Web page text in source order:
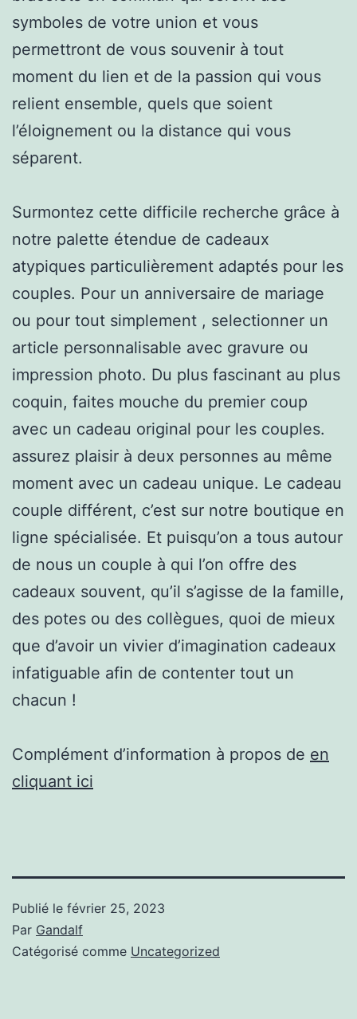
symboles de votre union et vous
permettront de vous souvenir à tout
moment du lien et de la passion qui vous
relient ensemble, quels que soient
l’éloignement ou la distance qui vous
séparent.
Surmontez cette difficile recherche grâce à
notre palette étendue de cadeaux
atypiques particulièrement adaptés pour les
couples. Pour un anniversaire de mariage
ou pour tout simplement , selectionner un
article personnalisable avec gravure ou
impression photo. Du plus fascinant au plus
coquin, faites mouche du premier coup
avec un cadeau original pour les couples.
assurez plaisir à deux personnes au même
moment avec un cadeau unique. Le cadeau
couple différent, c’est sur notre boutique en
ligne spécialisée. Et puisqu’on a tous autour
de nous un couple à qui l’on offre des
cadeaux souvent, qu’il s’agisse de la famille,
des potes ou des collègues, quoi de mieux
que d’avoir un vivier d’imagination cadeaux
infatiguable afin de contenter tout un
chacun !
Complément d’information à propos de en
cliquant ici
Publié le février 25, 2023
Par Gandalf
Catégorisé comme Uncategorized